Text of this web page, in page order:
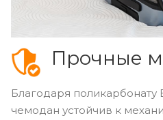
Прочные
Благодаря поликарбонату
чемодан устойчив к